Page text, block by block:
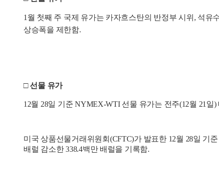
1월 첫째 주 국제 유가는 카자흐스탄의 반정부 시위, 석
상승폭을 제한함.
□ 선물 유가
12월 28일 기준 NYMEX-WTI 선물 유가는 전주(12월 21일
미국 상품선물거래위원회(CFTC)가 발표한 12월 28일 기
배럴 감소한 338.4백만 배럴을 기록함.